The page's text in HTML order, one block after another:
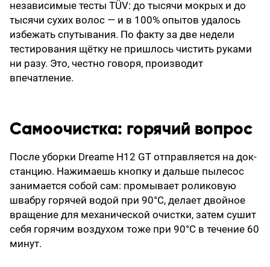
независимые тесты TÜV: до тысячи мокрых и до
тысячи сухих волос — и в 100% опытов удалось
избежать спутывания. По факту за две недели
тестирования щётку не пришлось чистить руками
ни разу. Это, честно говоря, производит
впечатление.
Самоочистка: горячий вопрос
После уборки Dreame H12 GT отправляется на док-
станцию. Нажимаешь кнопку и дальше пылесос
занимается собой сам: промывает роликовую
швабру горячей водой при 90°C, делает двойное
вращение для механической очистки, затем сушит
себя горячим воздухом тоже при 90°C в течение 60
минут.